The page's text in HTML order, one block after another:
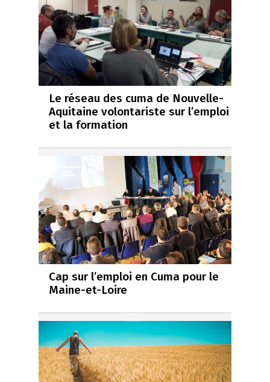
Le réseau des cuma de Nouvelle-
Aquitaine volontariste sur l’emploi
et la formation
Cap sur l’emploi en Cuma pour le
Maine-et-Loire